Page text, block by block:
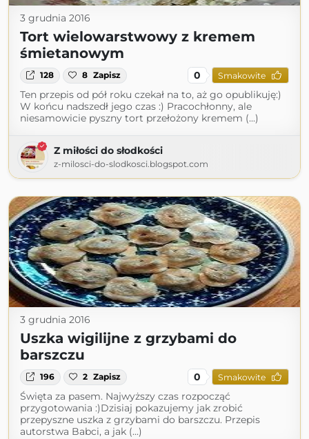
3 grudnia 2016
Tort wielowarstwowy z kremem
śmietanowym
128 8 Zapisz 0 Smakowite
Ten przepis od pół roku czekał na to, aż go opublikuję:)
W końcu nadszedł jego czas :) Pracochłonny, ale
niesamowicie pyszny tort przełożony kremem (...)
Z miłości do słodkości
z-milosci-do-slodkosci.blogspot.com
3 grudnia 2016
Uszka wigilijne z grzybami do
barszczu
196 2 Zapisz 0 Smakowite
Święta za pasem. Najwyższy czas rozpocząć
przygotowania :)Dzisiaj pokazujemy jak zrobić
przepyszne uszka z grzybami do barszczu. Przepis
autorstwa Babci, a jak (...)